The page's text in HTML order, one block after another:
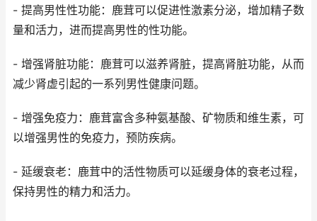
- 提高男性性功能：鹿茸可以促进性激素分泌，增加精子数
量和活力，进而提高男性的性功能。
- 增强肾脏功能：鹿茸可以滋养肾脏，提高肾脏功能，从而
减少肾虚引起的一系列男性健康问题。
- 增强免疫力：鹿茸富含多种氨基酸、矿物质和维生素，可
以增强男性的免疫力，预防疾病。
- 延缓衰老：鹿茸中的活性物质可以延缓身体的衰老过程，
保持男性的精力和活力。